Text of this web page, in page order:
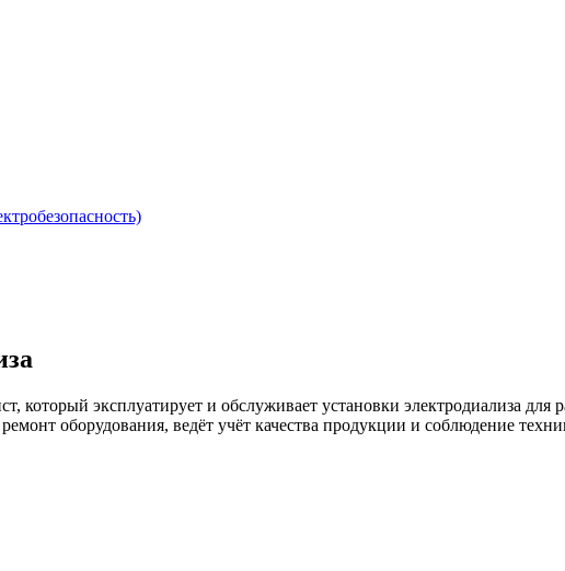
который эксплуатирует и обслуживает установки электродиализа
оборудования, ведёт учёт качества продукции и соблюдение